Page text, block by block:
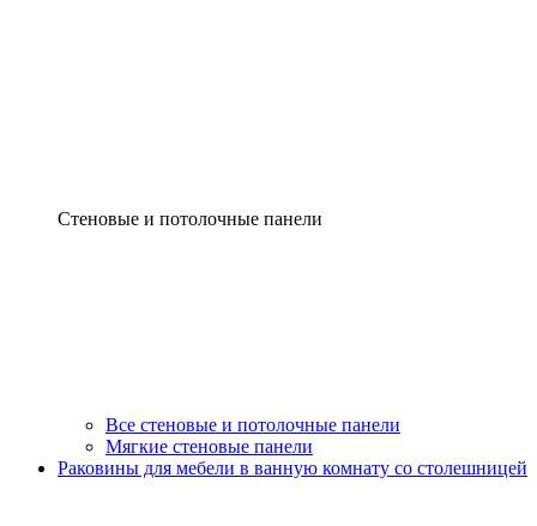
Стеновые и потолочные панели
Все стеновые и потолочные панели
Мягкие стеновые панели
Раковины для мебели в ванную комнату со столешницей